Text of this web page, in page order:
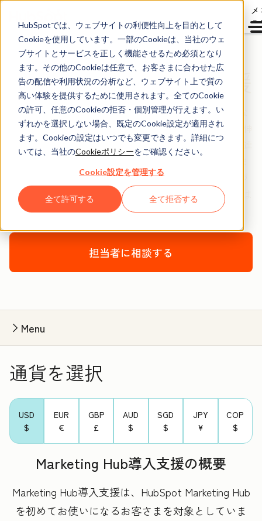
HubSpotでは、ウェブサイトの利便性向上を目的として
Cookieを使用しています。一部のCookieは、当社のウェ
ブサイトとサービスを正しく機能させるため必須となり
ます。その他のCookieは任意で、お客さまに合わせた広
告の配信や利用状況の分析など、ウェブサイト上で質の
高い体験を提供するために使用されます。全てのCookie
の許可、任意のCookieの拒否・個別管理が行えます。い
ずれかを選択しない場合、既定のCookie設定が適用され
ます。Cookieの設定はいつでも変更できます。詳細につ
いては、当社のCookieポリシーをご確認ください。
Cookie設定を管理する
全て許可する 全て拒否する
Marketing Hub導入支援
Marketing Hubの初期設定やご利用方法について技術的な
ガイダンスを行うとともに、お客さまがトラフィックを伸
ばしてリードを創出し、マーケティングに関する目標を達
成できるように、戦略面でのアドバイスを提供いたしま
す。お客さまの組織構成や目標、お使いのツールに基づ
き、導入支援プランをカスタマイズすることで、お客さま
をきめ細かくサポートいたします。
担当者に相談する
Menu
通貨を選択
USD
$
EUR
€
GBP
£
AUD
$
SGD
$
JPY
¥
COP
$
Marketing Hub導入支援の概要
Marketing Hub導入支援は、HubSpot Marketing Hub
を初めてお使いになるお客さまを対象としていま